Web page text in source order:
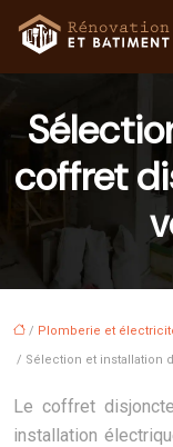
coffret
/ Plomberie et
/ Sélection et installation
Le coffret
installation